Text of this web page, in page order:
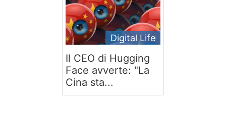
Digital Life
Il CEO di Hugging
Face avverte: "La
Cina sta...